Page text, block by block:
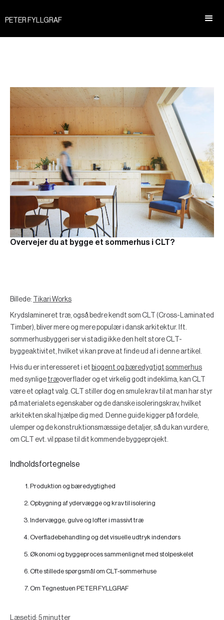
PETER FYLLGRAF
Overvejer du at bygge et sommerhus i CLT?
Billede: Tikari Works
Krydslamineret træ, også bedre kendt som CLT (Cross-Laminated
Timber), bliver mere og mere populær i dansk arkitektur. Ift.
sommerhusbyggeri ser vi stadig ikke den helt store CLT-
byggeaktivitet, hvilket vi kan prøve at finde ud af i denne artikel.
Hvis du er interesseret i et biogent og bæredygtigt sommerhus
med synlige træoverflader og et virkelig godt indeklima, kan CLT
være et oplagt valg. CLT stiller dog en smule krav til at man har styr
på materialets egenskaber og de danske isoleringskrav, hvilket
arkitekten skal hjælpe dig med. Denne guide kigger på fordele,
ulemper og de konstruktionsmæssige detaljer, så du kan vurdere,
om CLT evt. vil ppase til dit kommende byggeprojekt.
Indholdsfortegnelse
Produktion og bæredygtighed
Opbygning af ydervægge og krav til isolering
Indervægge, gulve og lofter i massivt træ
Overfladebehandling og det visuelle udtryk indendørs
Økonomi og byggeproces sammenlignet med stolpeskelet
Ofte stillede spørgsmål om CLT-sommerhuse
Om Tegnestuen PETER FYLLGRAF
Læsetid: 5 minutter